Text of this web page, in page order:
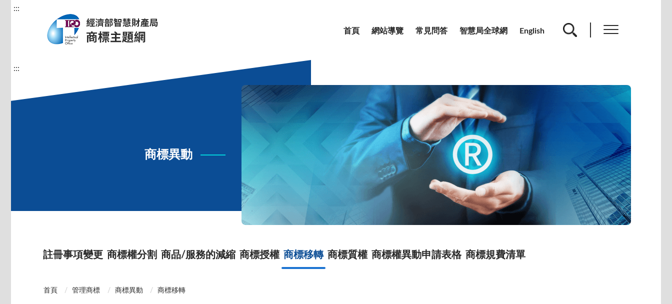
:::
首頁 網站導覽 常見問答 智慧局全球網 English
:::
商標異動
註冊事項變更 商標權分割 商品/服務的減縮 商標授權 商標移轉 商標質權 商標權異動申請表格 商標規費清單
首頁 管理商標 商標異動 商標移轉